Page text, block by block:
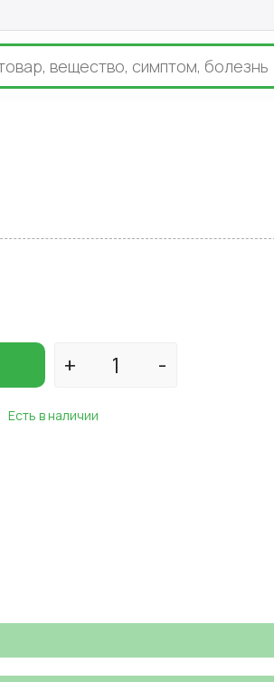
Есть в наличии